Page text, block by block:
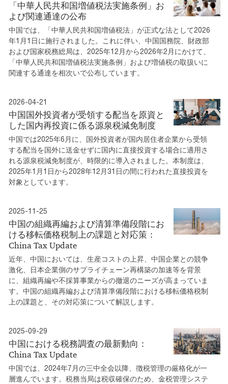
「中華人民共和国増値税法実施条例」お
よび関連通達の公布
中国では、「中華人民共和国増値税法」が正式な法として2026
年1月1日に施行されました。これに伴い、中国国務院、財政部
および国家税務総局は、2025年12月から2026年2月にかけて、
「中華人民共和国増値税法実施条例」および増値税の取扱いに
関連する通達を相次いで公布しています。
2026-04-21
中国国外投資者が受領する配当を原資と
した国内再投資に係る源泉税減免制度
中国では2025年6月に、国外投資者が国内居住者企業から受領
する配当を国外に送金せずに国内に直接投資する場合に適用さ
れる源泉税減免制度が、時限的に導入されました。本制度は、
2025年1月1日から2028年12月31日の間に行われた直接投資を
対象としています。
2025-11-25
中国の組織再編および清算準備段階にお
ける移転価格税制上の課題と対応策：
China Tax Update
近年、中国においては、生産コストの上昇、中国企業との競争
激化、日本企業側のサプライチェーン再構築の加速等を背景
に、組織再編や不採算事業からの撤退のニーズが高まっていま
す。中国の組織再編および清算準備段階における移転価格税制
上の課題と、その対応策について解説します。
2025-09-29
中国における税務調査の最新動向：
China Tax Update
中国では、2024年7月の三中全会以降、徴税管理の厳格化が一
層進んでいます。税務当局は税収確保のため、金税管理システ